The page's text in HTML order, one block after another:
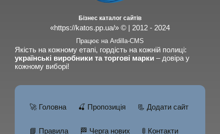
Бізнес каталог сайтів
«https://katos.pp.ua/» © | 2012 - 2024
Працює на Ardilla-CMS
Якість на кожному етапі, гордість на кожній полиці:
українські виробники та торгові марки – довіра у
кожному виборі!
🚀 Головна 🍒 Пропозиція 📃 Додати сайт
📘 Правила 🏁 Черга нових 🚦 Контакти